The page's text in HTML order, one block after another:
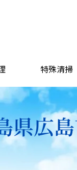
特殊清掃
県広